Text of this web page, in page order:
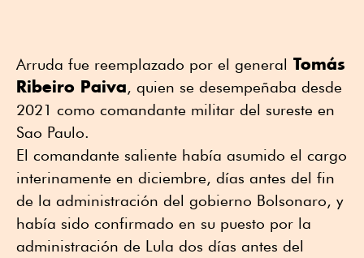
Arruda fue reemplazado por el general Tomás
Ribeiro Paiva, quien se desempeñaba desde
2021 como comandante militar del sureste en
Sao Paulo.
El comandante saliente había asumido el cargo
interinamente en diciembre, días antes del fin
de la administración del gobierno Bolsonaro, y
había sido confirmado en su puesto por la
administración de Lula dos días antes del